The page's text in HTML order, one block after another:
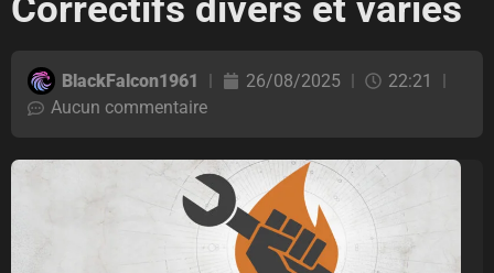
Correctifs divers et variés
BlackFalcon1961 26/08/2025
22:21
Aucun commentaire